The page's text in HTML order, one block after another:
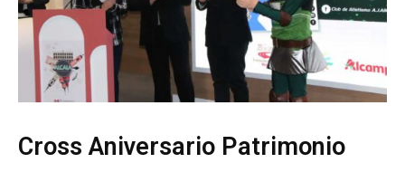
Cross Aniversario Patrimonio